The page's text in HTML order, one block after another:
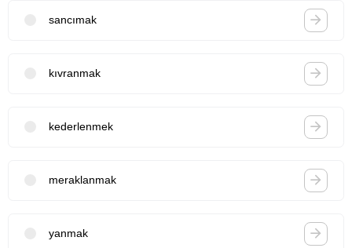
sancımak
kıvranmak
kederlenmek
meraklanmak
yanmak